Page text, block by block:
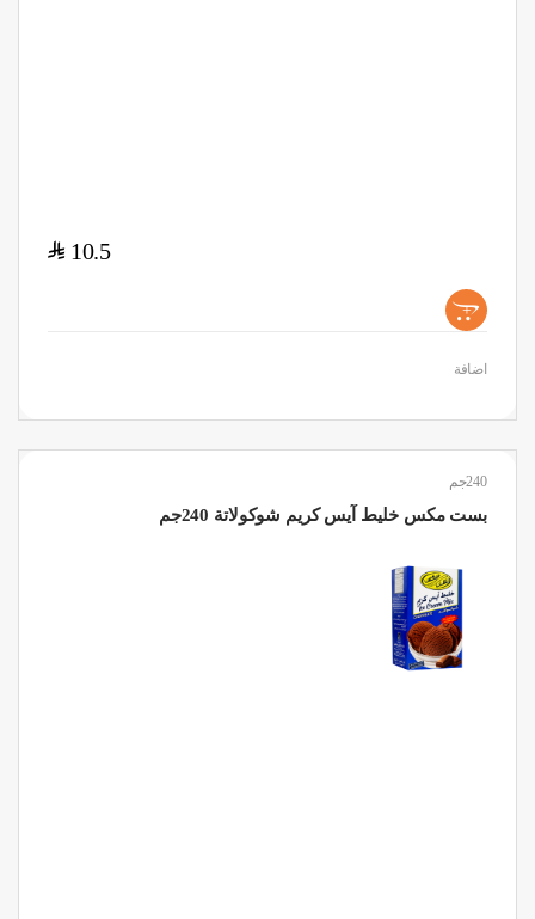
10.5
$
+
اضافة
240جم
بست مكس خليط آيس كريم شوكولاتة 240جم